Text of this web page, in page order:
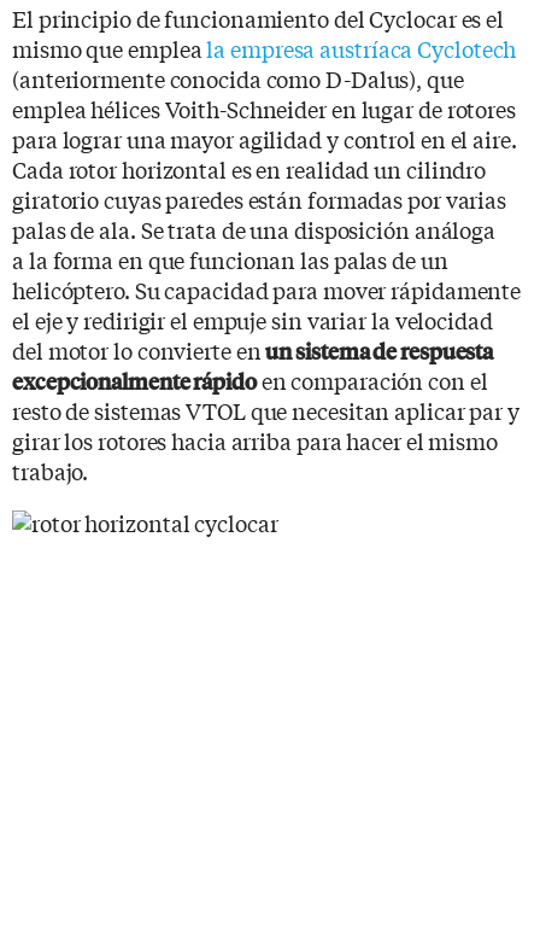
El principio de funcionamiento del Cyclocar es el
mismo que empleala empresa austríaca Cyclotech
(anteriormente conocida como D-Dalus), que
emplea hélices Voith-Schneider en lugar de rotores
para lograr una mayor agilidad y control en el aire.
Cada rotor horizontal es en realidad un cilindro
giratorio cuyas paredes están formadas por varias
palas de ala. Se trata de una disposición análoga
a la forma en que funcionan las palas de un
helicóptero. Su capacidad para mover rápidamente
el eje y redirigir el empuje sin variar la velocidad
del motor lo convierte enun sistema de respuesta
excepcionalmente rápidoen comparación con el
resto de sistemas VTOL que necesitan aplicar par y
girar los rotores hacia arriba para hacer el mismo
trabajo.